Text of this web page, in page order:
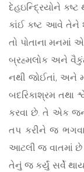
દેહઇન્દ્રિયોને
કાંઈ કષ્ટ આવે તેને
તો પોતાના મનમાં
બ્રહ્મલોક અને
નથી જોઈતાં, અને
બદરિકાશ્રમ તથા
કરવા છે. તે એક
તપ કરીને જ
આટલી જ વાતમાં છે
તેનું જ કર્યું સર્વે